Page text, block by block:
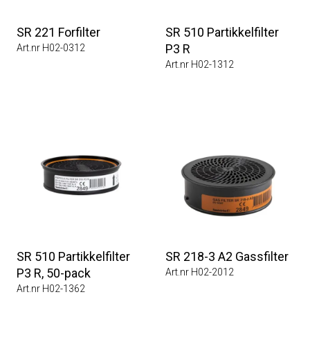
SR 221 Forfilter
Art.nr H02-0312
SR 510 Partikkelfilter
P3 R
Art.nr H02-1312
SR 510 Partikkelfilter
P3 R, 50-pack
Art.nr H02-1362
SR 218-3 A2 Gassfilter
Art.nr H02-2012